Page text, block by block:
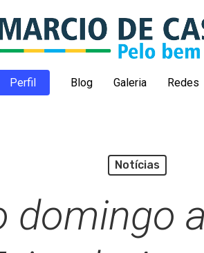
Perfil Blog Galeria Redes
Notícias
domingo